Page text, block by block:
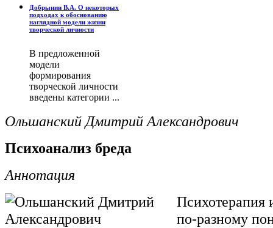
Добрынин В.А. О некоторых
подходах к обоснованию
наглядной модели жизни
творческой личности
В предложенной
модели
формирования
творческой личности
введены категории ...
Ольшанский Дмитрий Александрович
Психоанализ бреда
Аннотация
Психотерапия
по-разному